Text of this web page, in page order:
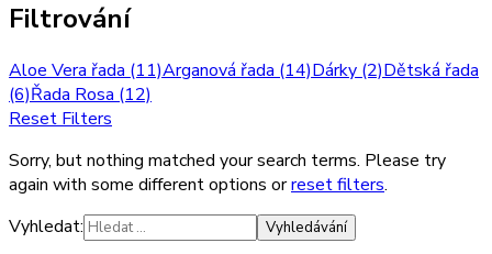
Filtrování
Aloe Vera řada (11)Arganová řada (14)Dárky (2)Dětská řada
(6)Řada Rosa (12)
Reset Filters
Sorry, but nothing matched your search terms. Please try
again with some different options orreset filters.
Vyhledat: